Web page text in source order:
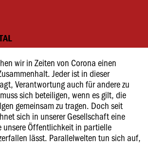
wir in Zeiten von Corona einen
Jeder ist in dieser
Verantwortung auch für andere zu
sich beteiligen, wenn es gilt, die
gemeinsam zu tragen. Doch seit
sich in unserer Gesellschaft eine
unsere Öffentlichkeit in partielle
lässt. Parallelwelten tun sich auf,